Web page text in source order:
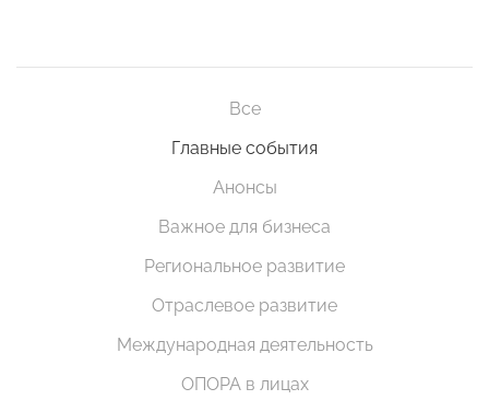
Все
Главные события
Анонсы
Важное для бизнеса
Региональное развитие
Отраслевое развитие
Международная деятельность
ОПОРА в лицах